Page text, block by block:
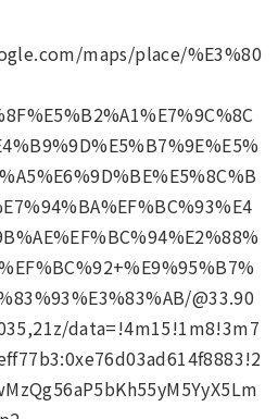
maps/place/%E3%80
@33.90
data=!4m15!1m8!3m7